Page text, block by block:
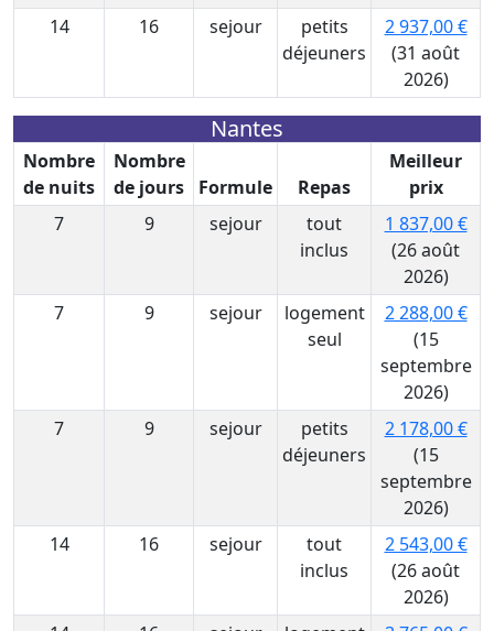
14
16 sejour
petits
déjeuners
2 937,00 €
(31 août
2026)
Nantes
Nombre
de nuits
Nombre
de jours
Formule Repas
Meilleur
prix
7
9 sejour
tout
inclus
1 837,00 €
(26 août
2026)
7
9 sejour
logement
seul
2 288,00 €
(15
septembre
2026)
7
9 sejour
petits
déjeuners
2 178,00 €
(15
septembre
2026)
14
16 sejour
tout
inclus
2 543,00 €
(26 août
2026)